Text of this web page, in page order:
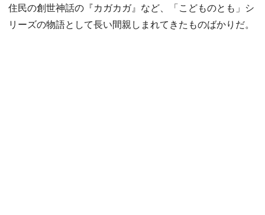
住民の創世神話の『カガカガ』など、「こどものとも」シ
リーズの物語として長い間親しまれてきたものばかりだ。